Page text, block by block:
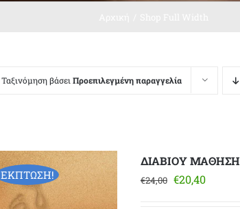
Ταξινόμηση βάσειΠροεπιλεγμένη παραγγελία
ΕΚΠΤΩΣΗ!
ΔΙΑΒΙΟΥ ΜΑΘΗΣΗ
€24,00 Original
€20,40Η